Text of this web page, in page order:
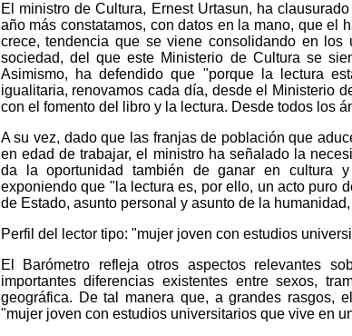
El ministro de Cultura, Ernest Urtasun, ha
año más constatamos, con datos en la mano, que el
crece, tendencia que se viene consolidando en
sociedad, del que este Ministerio de Cultura se
Asimismo, ha defendido que "porque la lectura
igualitaria, renovamos cada día, desde el Ministerio
con el fomento del libro y la lectura. Desde todos los
A su vez, dado que las franjas de población que
en edad de trabajar, el ministro ha señalado la
da la oportunidad también de ganar en cultura
exponiendo que "la lectura es, por ello, un acto puro
de Estado, asunto personal y asunto de la
Perfil del lector tipo: "mujer joven con estudios
El Barómetro refleja otros aspectos relevantes
importantes diferencias existentes entre sexos,
geográfica. De tal manera que, a grandes rasgos,
"mujer joven con estudios universitarios que vive en